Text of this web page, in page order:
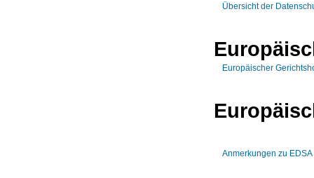
Übersicht der
Europäischer
Anmerkungen zu